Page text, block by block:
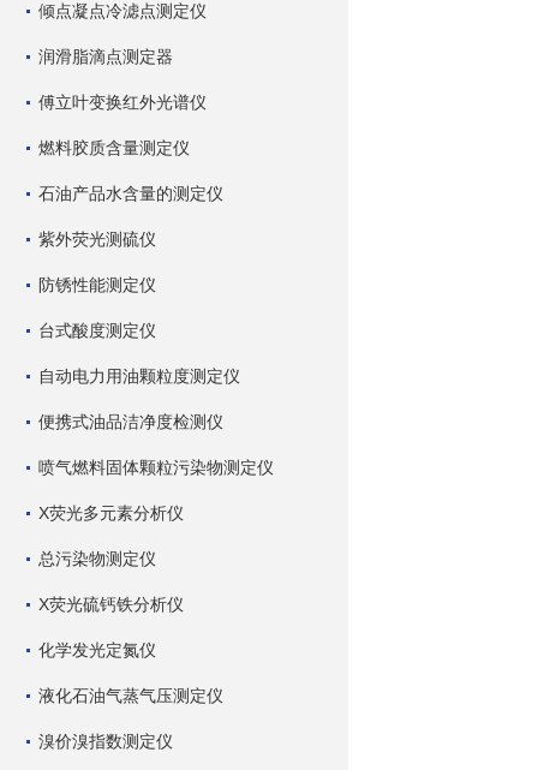
倾点凝点冷滤点测定仪
润滑脂滴点测定器
傅立叶变换红外光谱仪
燃料胶质含量测定仪
石油产品水含量的测定仪
紫外荧光测硫仪
防锈性能测定仪
台式酸度测定仪
自动电力用油颗粒度测定仪
便携式油品洁净度检测仪
喷气燃料固体颗粒污染物测定仪
X荧光多元素分析仪
总污染物测定仪
X荧光硫钙铁分析仪
化学发光定氮仪
液化石油气蒸气压测定仪
溴价溴指数测定仪